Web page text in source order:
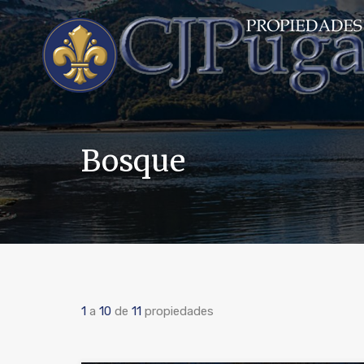
Bosque
1 a 10 de 11 propiedades